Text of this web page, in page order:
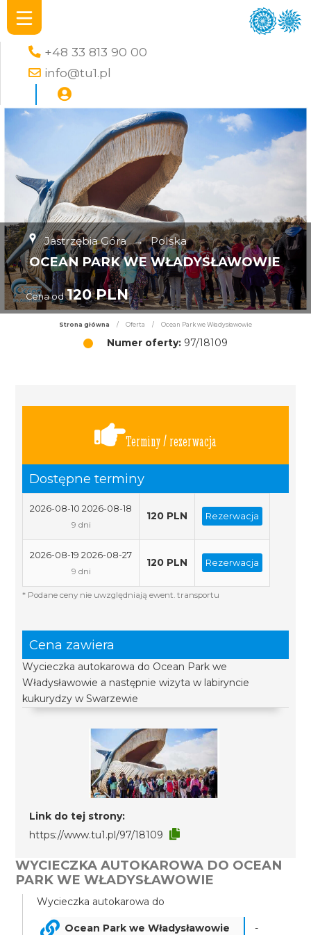
+48 33 813 90 00
info@tu1.pl
Jastrzębia Góra → Polska
OCEAN PARK WE WŁADYSŁAWOWIE
Cena od 120 PLN
Strona główna / Oferta / Ocean Park we Władysławowie
Numer oferty: 97/18109
Terminy / rezerwacja
Dostępne terminy
2026-08-10 2026-08-18
9 dni
120 PLN Rezerwacja
2026-08-19 2026-08-27
9 dni
120 PLN Rezerwacja
* Podane ceny nie uwzględniają ewent. transportu
Cena zawiera
Wycieczka autokarowa do Ocean Park we
Władysławowie a następnie wizyta w labiryncie
kukurydzy w Swarzewie
Link do tej strony:
https://www.tu1.pl/97/18109
WYCIECZKA AUTOKAROWA DO OCEAN
PARK WE WŁADYSŁAWOWIE
Wycieczka autokarowa do
Ocean Park we Władysławowie
-